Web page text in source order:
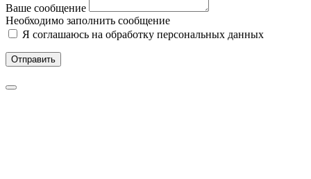
Ваше сообщение
Необходимо заполнить сообщение
Я соглашаюсь на обработку персональных данных
Отправить